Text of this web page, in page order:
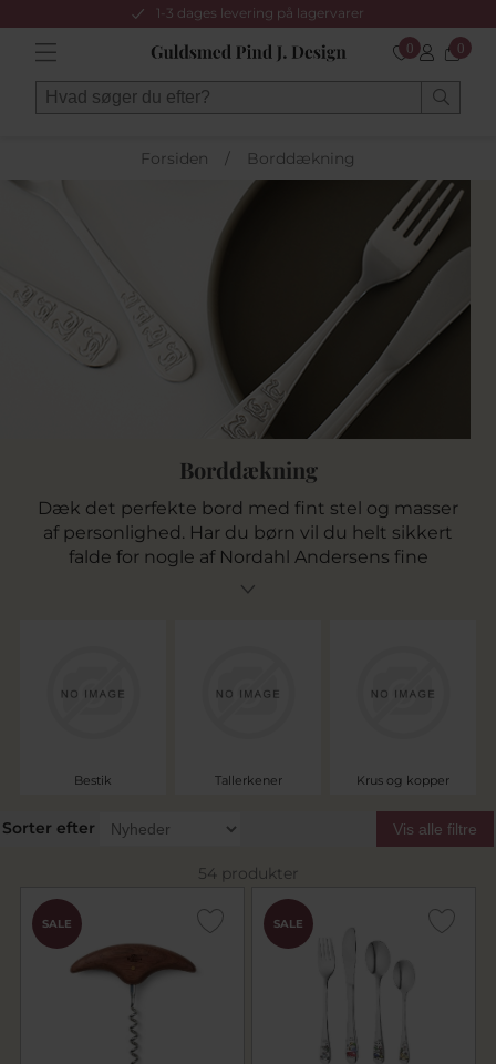
1-3 dages levering på lagervarer
0 0
Forsiden / Borddækning
Borddækning
Dæk det perfekte bord med fint stel og masser
af personlighed. Har du børn vil du helt sikkert
falde for nogle af Nordahl Andersens fine
børnemotiver blandt andet fra kendte eventyr.
Bestik Tallerkener Krus og kopper
Sorter efter Vis alle filtre
54 produkter
SALE SALE